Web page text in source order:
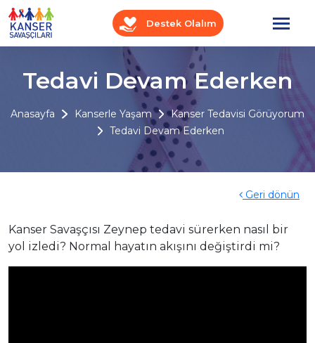
Destek Olalım
Tedavi Devam Ederken
Anasayfa Kanserle Yaşam
Kanser Tedavisi Görüyorum
Tedavi Devam Ederken
Geri dönün
Kanser Savaşçısı Zeynep tedavi sürerken nasıl bir
yol izledi? Normal hayatın akışını değiştirdi mi?